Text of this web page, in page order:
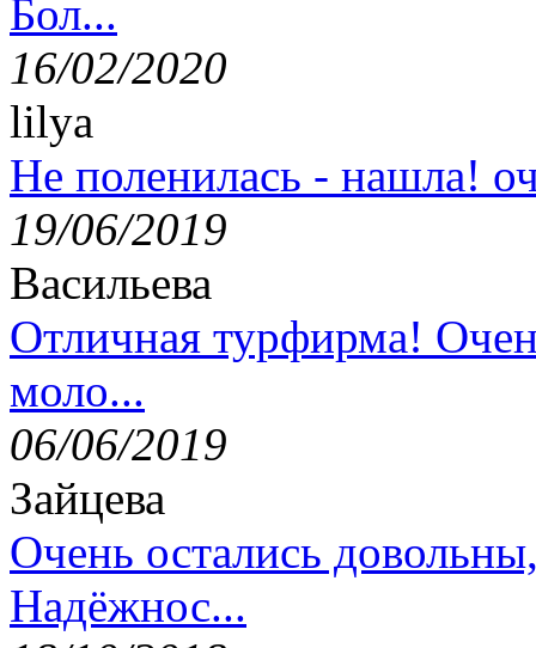
Бол...
16/02/2020
lilya
Не поленилась - нашла!
19/06/2019
Васильева
Отличная турфирма!
моло...
06/06/2019
Зайцева
Очень остались
Надёжнос...